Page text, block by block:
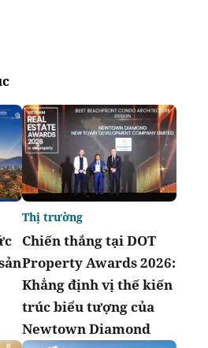
Chiến thắng tại DOT
Property Awards 2026:
Khẳng định vị thế kiến
trúc biểu tượng của
Newtown Diamond
Thị trường